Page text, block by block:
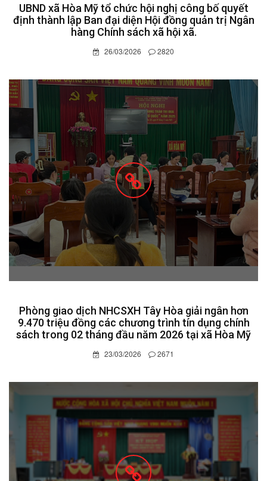
UBND xã Hòa Mỹ tổ chức hội nghị công bố quyết
định thành lập Ban đại diện Hội đồng quản trị Ngân
hàng Chính sách xã hội xã.
26/03/2026 2820
Phòng giao dịch NHCSXH Tây Hòa giải ngân hơn
9.470 triệu đồng các chương trình tín dụng chính
sách trong 02 tháng đầu năm 2026 tại xã Hòa Mỹ
23/03/2026 2671